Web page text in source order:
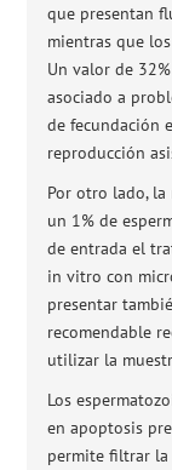
que presentan
mientras que
Un valor de
asociado a
de fecundación
reproducción
Por otro lado,
un 1% de
de entrada el
in vitro con
presentar
recomendable
utilizar la
Los
en apoptosis
permite filtrar la